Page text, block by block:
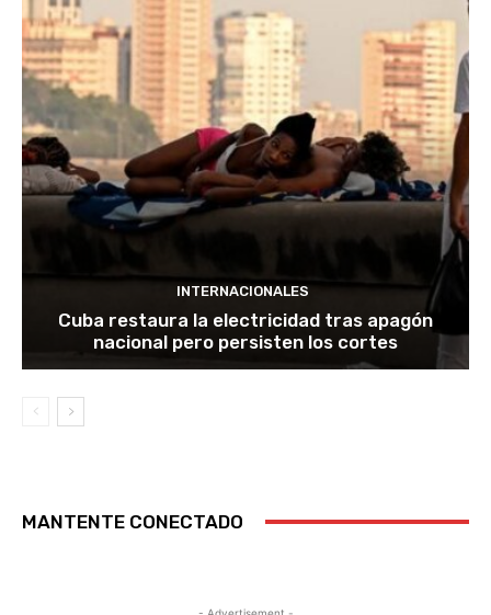
INTERNACIONALES
Cuba restaura la electricidad tras apagón
nacional pero persisten los cortes
MANTENTE CONECTADO